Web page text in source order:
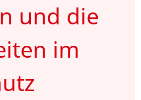
und die
im